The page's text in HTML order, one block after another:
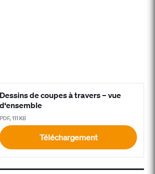
Dessins de coupes à travers – vue
d‘ensemble
PDF, 111 KB
Téléchargement